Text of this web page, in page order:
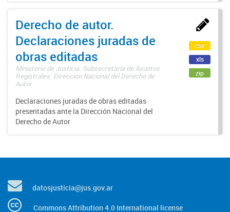
Derecho de autor.
Declaraciones juradas de
obras editadas
Ministerio de Justicia. Subsecretaría de Asuntos
Registrales. Dirección Nacional del Derecho de
Autor
Declaraciones juradas de obras editadas
presentadas ante la Dirección Nacional del
Derecho de Autor
csv
xls
zip
datosjusticia@jus.gov.ar
Commons Attribution 4.0 International license